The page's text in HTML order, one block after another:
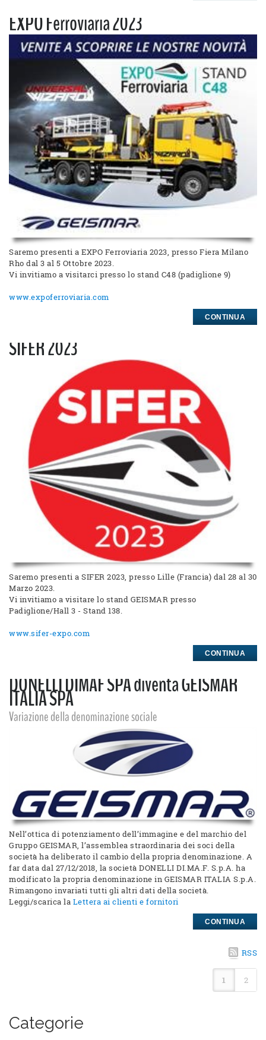
EXPO Ferroviaria 2023
Saremo presenti a EXPO Ferroviaria 2023, presso Fiera Milano
Rho dal 3 al 5 Ottobre 2023.
Vi invitiamo a visitarci presso lo stand C48 (padiglione 9)
www.expoferroviaria.com
CONTINUA
SIFER 2023
Saremo presenti a SIFER 2023, presso Lille (Francia) dal 28 al 30
Marzo 2023.
Vi invitiamo a visitare lo stand GEISMAR presso
Padiglione/Hall 3 - Stand 138.
www.sifer-expo.com
CONTINUA
DONELLI DIMAF SPA diventa GEISMAR
ITALIA SPA
Variazione della denominazione sociale
Nell’ottica di potenziamento dell’immagine e del marchio del
Gruppo GEISMAR, l’assemblea straordinaria dei soci della
società ha deliberato il cambio della propria denominazione. A
far data dal 27/12/2018, la società DONELLI DI.MA.F. S.p.A. ha
modificato la propria denominazione in GEISMAR ITALIA S.p.A.
Rimangono invariati tutti gli altri dati della società.
Leggi/scarica la Lettera ai clienti e fornitori
CONTINUA
RSS
1 2
Categorie